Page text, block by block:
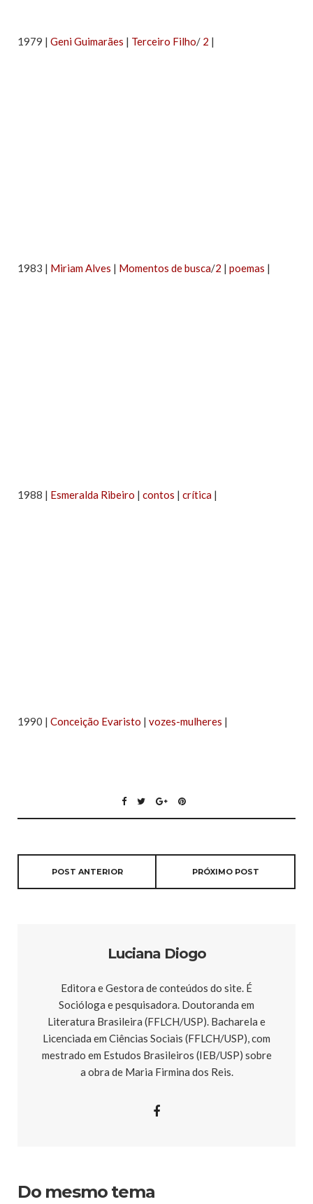
1979 | Geni Guimarães | Terceiro Filho/ 2 |
1983 | Miriam Alves | Momentos de busca/2 | poemas |
1988 | Esmeralda Ribeiro | contos | crítica |
1990 | Conceição Evaristo | vozes-mulheres |
POST ANTERIOR PRÓXIMO POST
Luciana Diogo
Editora e Gestora de conteúdos do site. É
Socióloga e pesquisadora. Doutoranda em
Literatura Brasileira (FFLCH/USP). Bacharela e
Licenciada em Ciências Sociais (FFLCH/USP), com
mestrado em Estudos Brasileiros (IEB/USP) sobre
a obra de Maria Firmina dos Reis.
Do mesmo tema